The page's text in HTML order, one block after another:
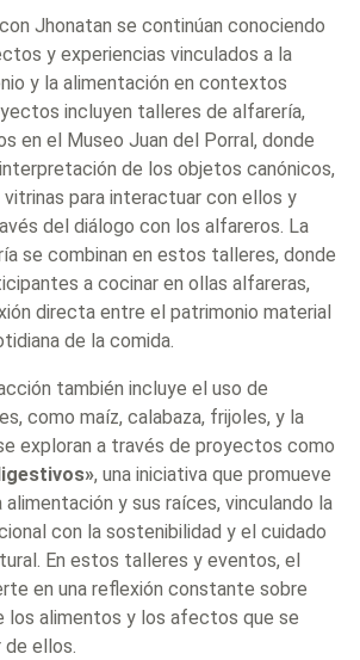
Jhonatan se continúan conociendo
y experiencias vinculados a la
y la alimentación en contextos
incluyen talleres de alfarería,
en el Museo Juan del Porral, donde
de los objetos canónicos,
para interactuar con ellos y
del diálogo con los alfareros. La
se combinan en estos talleres, donde
a cocinar en ollas alfareras,
directa entre el patrimonio material
de la comida.
también incluye el uso de
como maíz, calabaza, frijoles, y la
exploran a través de proyectos como
, una iniciativa que promueve
y sus raíces, vinculando la
con la sostenibilidad y el cuidado
En estos talleres y eventos, el
en una reflexión constante sobre
los alimentos y los afectos que se
de ellos.